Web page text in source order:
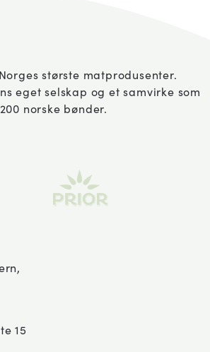
største matprodusenter.
eget selskap og et samvirke som
norske bønder.
15